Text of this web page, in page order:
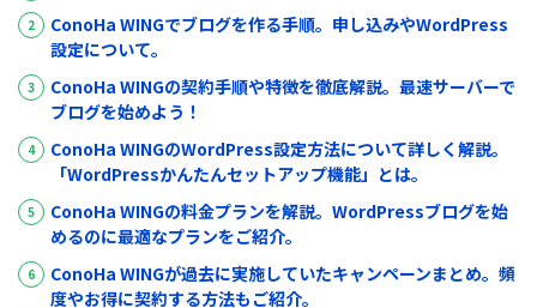
ConoHa WINGでブログを作る手順。申し込みやWordPress
設定について。
ConoHa WINGの契約手順や特徴を徹底解説。最速サーバーで
ブログを始めよう！
ConoHa WINGのWordPress設定方法について詳しく解説。
「WordPressかんたんセットアップ機能」とは。
ConoHa WINGの料金プランを解説。 WordPressブログを始
めるのに最適なプランをご紹介。
ConoHa WINGが過去に実施していたキャンペーンまとめ。頻
度やお得に契約する方法もご紹介。